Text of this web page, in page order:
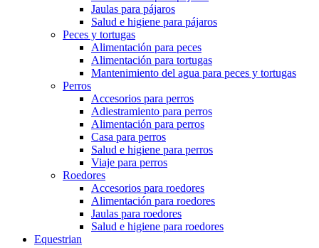
Jaulas para pájaros
Salud e higiene para pájaros
Peces y tortugas
Alimentación para peces
Alimentación para tortugas
Mantenimiento del agua para peces y tortugas
Perros
Accesorios para perros
Adiestramiento para perros
Alimentación para perros
Casa para perros
Salud e higiene para perros
Viaje para perros
Roedores
Accesorios para roedores
Alimentación para roedores
Jaulas para roedores
Salud e higiene para roedores
Equestrian